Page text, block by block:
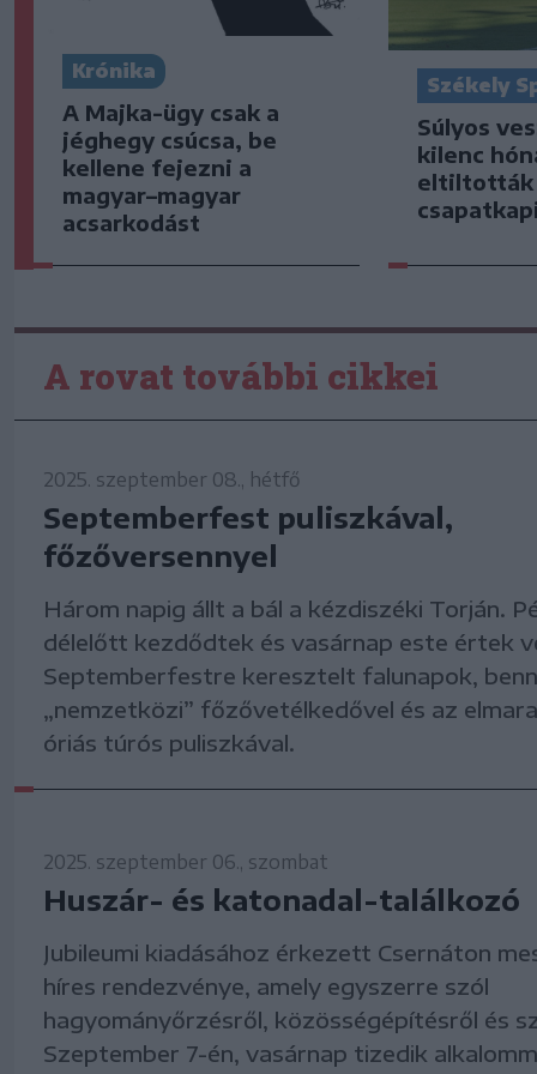
Krónika
A Majka-ügy csak a
jéghegy csúcsa, be
kellene fejezni a
magyar–magyar
acsarkodást
Székely
Súlyos
kilenc
eltiltották
A rovat további cikkei
2025. szeptember 08., hétfő
Septemberfest puliszkával,
főzőversennyel
Három napig állt a bál a kézdiszéki Torján.
délelőtt kezdődtek és vasárnap este értek
Septemberfestre keresztelt falunapok,
„nemzetközi” főzővetélkedővel és az
óriás túrós puliszkával.
2025. szeptember 06., szombat
Huszár- és katonadal-találkozó
Jubileumi kiadásához érkezett Csernáton
híres rendezvénye, amely egyszerre szól
hagyományőrzésről, közösségépítésről és
Szeptember 7-én, vasárnap tizedik